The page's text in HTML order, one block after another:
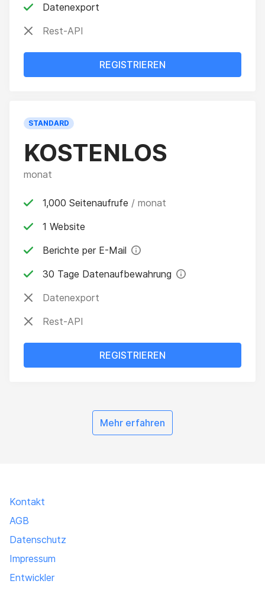
STANDARD
KOSTENLOS
monat
1,000 Seitenaufrufe / monat
1 Website
Berichte per E-Mail
30 Tage Datenaufbewahrung
Datenexport
Rest-API
REGISTRIEREN
Datenexport
Rest-API
REGISTRIEREN
Mehr erfahren
Kontakt
AGB
Datenschutz
Impressum
Entwickler